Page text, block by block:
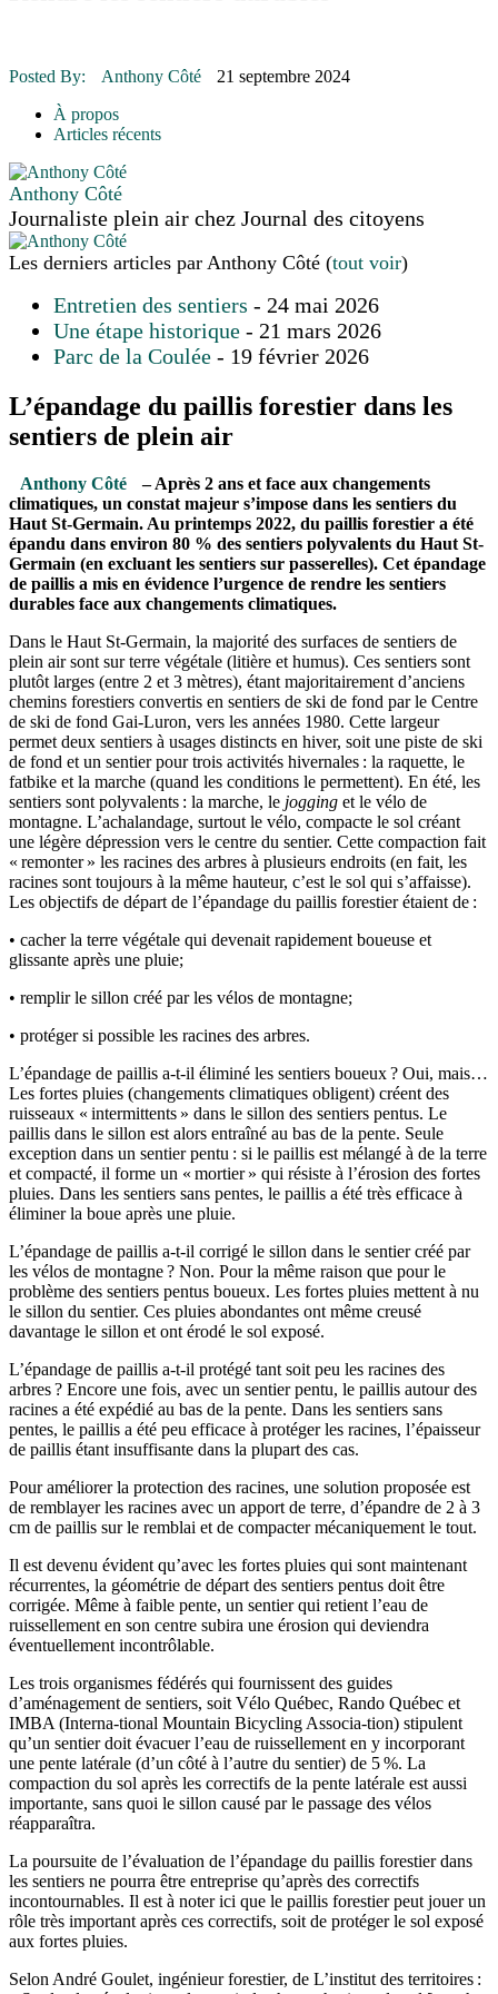
14 octobre 2015 | La course de boîtes à savon du club Optimiste
de Prévost
Le rendez-vous des bolides
Posted By: Anthony Côté
21 septembre 2024
À propos
Articles récents
Anthony Côté
Journaliste plein air chez Journal des citoyens
Les derniers articles par Anthony Côté (tout voir)
Entretien des sentiers - 24 mai 2026
Une étape historique - 21 mars 2026
Parc de la Coulée - 19 février 2026
L’épandage du paillis forestier dans les
sentiers de plein air
Anthony Côté
– Après 2 ans et face aux changements
climatiques, un constat majeur s’impose dans les sentiers du
Haut St-Germain. Au printemps 2022, du paillis forestier a été
épandu dans environ 80 % des sentiers polyvalents du Haut St-
Germain (en excluant les sentiers sur passerelles). Cet épandage
de paillis a mis en évidence l’urgence de rendre les sentiers
durables face aux changements climatiques.
Dans le Haut St-Germain, la majorité des surfaces de sentiers de
plein air sont sur terre végétale (litière et humus). Ces sentiers sont
plutôt larges (entre 2 et 3 mètres), étant majoritairement d’anciens
chemins forestiers convertis en sentiers de ski de fond par le Centre
de ski de fond Gai-Luron, vers les années 1980. Cette largeur
permet deux sentiers à usages distincts en hiver, soit une piste de ski
de fond et un sentier pour trois activités hivernales : la raquette, le
fatbike et la marche (quand les conditions le permettent). En été, les
sentiers sont polyvalents : la marche, le jogging et le vélo de
montagne. L’achalandage, surtout le vélo, compacte le sol créant
une légère dépression vers le centre du sentier. Cette compaction fait
« remonter » les racines des arbres à plusieurs endroits (en fait, les
racines sont toujours à la même hauteur, c’est le sol qui s’affaisse).
Les objectifs de départ de l’épandage du paillis forestier étaient de :
• cacher la terre végétale qui devenait rapidement boueuse et
glissante après une pluie;
• remplir le sillon créé par les vélos de montagne;
• protéger si possible les racines des arbres.
L’épandage de paillis a-t-il éliminé les sentiers boueux ? Oui, mais…
Les fortes pluies (changements climatiques obligent) créent des
ruisseaux « intermittents » dans le sillon des sentiers pentus. Le
paillis dans le sillon est alors entraîné au bas de la pente. Seule
exception dans un sentier pentu : si le paillis est mélangé à de la terre
et compacté, il forme un « mortier » qui résiste à l’érosion des fortes
pluies. Dans les sentiers sans pentes, le paillis a été très efficace à
éliminer la boue après une pluie.
L’épandage de paillis a-t-il corrigé le sillon dans le sentier créé par
les vélos de montagne ? Non. Pour la même raison que pour le
problème des sentiers pentus boueux. Les fortes pluies mettent à nu
le sillon du sentier. Ces pluies abondantes ont même creusé
davantage le sillon et ont érodé le sol exposé.
L’épandage de paillis a-t-il protégé tant soit peu les racines des
arbres ? Encore une fois, avec un sentier pentu, le paillis autour des
racines a été expédié au bas de la pente. Dans les sentiers sans
pentes, le paillis a été peu efficace à protéger les racines, l’épaisseur
de paillis étant insuffisante dans la plupart des cas.
Pour améliorer la protection des racines, une solution proposée est
de remblayer les racines avec un apport de terre, d’épandre de 2 à 3
cm de paillis sur le remblai et de compacter mécaniquement le tout.
Il est devenu évident qu’avec les fortes pluies qui sont maintenant
récurrentes, la géométrie de départ des sentiers pentus doit être
corrigée. Même à faible pente, un sentier qui retient l’eau de
ruissellement en son centre subira une érosion qui deviendra
éventuellement incontrôlable.
Les trois organismes fédérés qui fournissent des guides
d’aménagement de sentiers, soit Vélo Québec, Rando Québec et
IMBA (Interna-tional Mountain Bicycling Associa-tion) stipulent
qu’un sentier doit évacuer l’eau de ruissellement en y incorporant
une pente latérale (d’un côté à l’autre du sentier) de 5 %. La
compaction du sol après les correctifs de la pente latérale est aussi
importante, sans quoi le sillon causé par le passage des vélos
réapparaîtra.
La poursuite de l’évaluation de l’épandage du paillis forestier dans
les sentiers ne pourra être entreprise qu’après des correctifs
incontournables. Il est à noter ici que le paillis forestier peut jouer un
rôle très important après ces correctifs, soit de protéger le sol exposé
aux fortes pluies.
Selon André Goulet, ingénieur forestier, de L’institut des territoires :